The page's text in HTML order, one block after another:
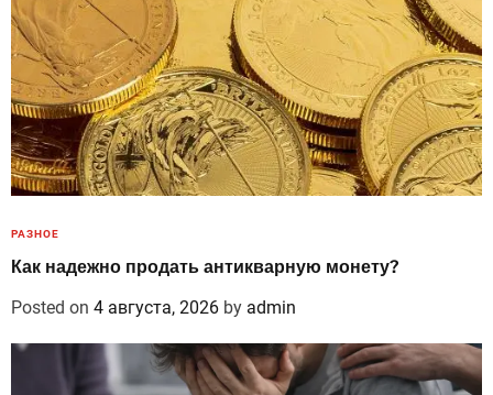
РАЗНОЕ
Как надежно продать антикварную монету?
Posted on 4 августа, 2026 by admin